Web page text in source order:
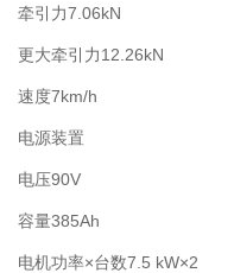
牵引力7.06kN
更大牵引力12.26kN
速度7km/h
电源装置
电压90V
容量385Ah
电机功率×台数7.5 kW×2